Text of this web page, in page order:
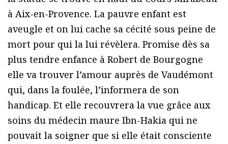
à Aix-en-Provence. La pauvre enfant est
aveugle et on lui cache sa cécité sous peine de
mort pour qui la lui révèlera. Promise dès sa
plus tendre enfance à Robert de Bourgogne
elle va trouver l’amour auprès de Vaudémont
qui, dans la foulée, l’informera de son
handicap. Et elle recouvrera la vue grâce aux
soins du médecin maure Ibn-Hakia qui ne
pouvait la soigner que si elle était consciente